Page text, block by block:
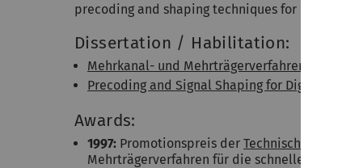
precoding and shaping techniques for high-rate
Dissertation / Habilitation:
Mehrkanal- und Mehrträgerverfahren für die
Precoding and Signal Shaping for Digital
Awards:
1997: Promotionspreis der Technischen
Mehrträgerverfahren für die schnelle digitale